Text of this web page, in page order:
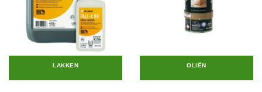
LAKKEN OLIËN